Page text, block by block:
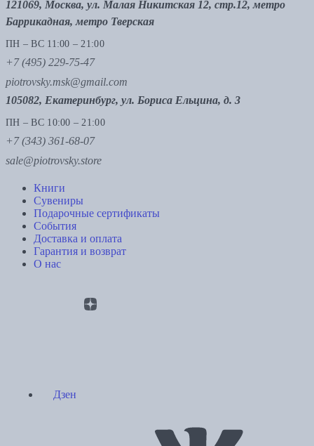
121069, Москва, ул. Малая Никитская 12, стр.12, метро
Баррикадная, метро Тверская
ПН – ВС 11:00 – 21:00
+7 (495) 229-75-47
piotrovsky.msk@gmail.com
105082, Екатеринбург, ул. Бориса Ельцина, д. 3
ПН – ВС 10:00 – 21:00
+7 (343) 361-68-07
sale@piotrovsky.store
Книги
Сувениры
Подарочные сертификаты
События
Доставка и оплата
Гарантия и возврат
О нас
Дзен